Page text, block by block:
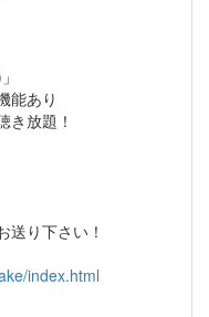
能あり
き放題！
送り下さい！
index.html